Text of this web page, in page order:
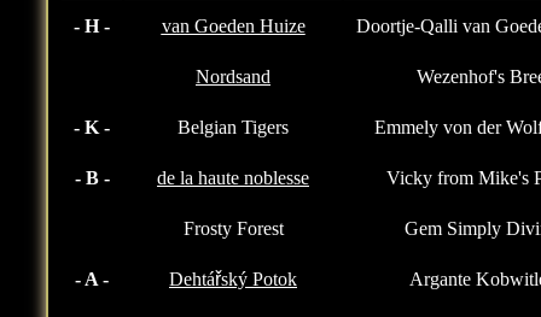
- H - van Goeden Huize Doortje-Qalli van
Nordsand Wezenhof's
- K - Belgian Tigers Emmely von der
- B - de la haute noblesse Vicky from Mike's
Frosty Forest Gem Simply
- A - Dehtářský Potok Argante